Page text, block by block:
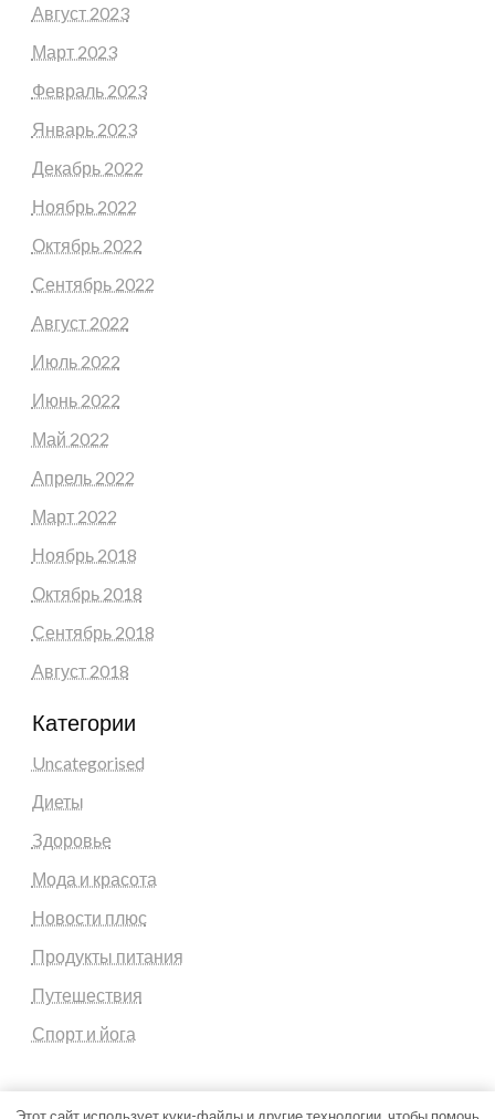
Август 2023
Март 2023
Февраль 2023
Январь 2023
Декабрь 2022
Ноябрь 2022
Октябрь 2022
Сентябрь 2022
Август 2022
Июль 2022
Июнь 2022
Май 2022
Апрель 2022
Март 2022
Ноябрь 2018
Октябрь 2018
Сентябрь 2018
Август 2018
Категории
Uncategorised
Диеты
Здоровье
Мода и красота
Новости плюс
Продукты питания
Путешествия
Спорт и йога
Этот сайт использует куки-файлы и другие технологии, чтобы помочь